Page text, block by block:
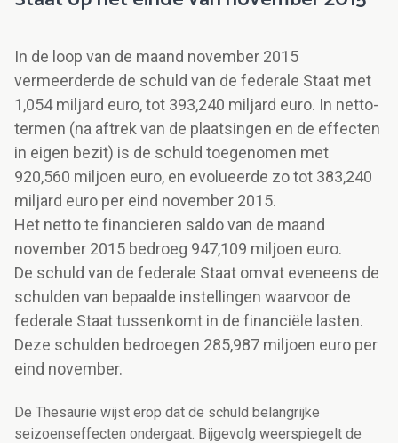
In de loop van de maand november 2015
vermeerderde de schuld van de federale Staat met
1,054 miljard euro, tot 393,240 miljard euro. In netto-
termen (na aftrek van de plaatsingen en de effecten
in eigen bezit) is de schuld toegenomen met
920,560 miljoen euro, en evolueerde zo tot 383,240
miljard euro per eind november 2015.
Het netto te financieren saldo van de maand
november 2015 bedroeg 947,109 miljoen euro.
De schuld van de federale Staat omvat eveneens de
schulden van bepaalde instellingen waarvoor de
federale Staat tussenkomt in de financiële lasten.
Deze schulden bedroegen 285,987 miljoen euro per
eind november.
De Thesaurie wijst erop dat de schuld belangrijke
seizoenseffecten ondergaat. Bijgevolg weerspiegelt de